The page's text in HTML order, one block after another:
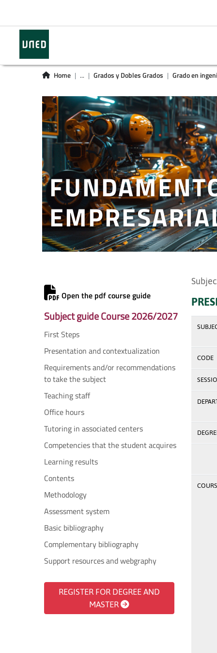
Home ... Grados y Dobles Grados Grado en
Open the pdf course guide
Subject guide Course 2026/2027
First Steps
Presentation and contextualization
Requirements and/or recommendations
to take the subject
Teaching staff
Office hours
Tutoring in associated centers
Competencies that the student acquires
Learning results
Contents
Methodology
Assessment system
Basic bibliography
Complementary bibliography
Support resources and webgraphy
REGISTER FOR DEGREE AND
MASTER
CODE